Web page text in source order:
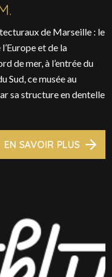
de Marseille : le
et de la
de mer, à l’entrée du
Sud, ce musée au
sa structure en dentelle
EN SAVOIR PLUS